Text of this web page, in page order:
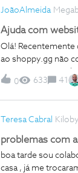
JoãoAlmeida
Ajuda com
Olá!
ao shoppy.gg não
ser a NOS a
0 633 41
Teresa Cabral
problemas com
boa tarde sou
casa , já me